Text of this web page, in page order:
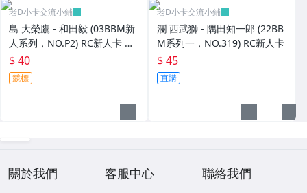
老D小卡交流小鋪
島 大榮鷹 - 和田毅 (03BBM新
人系列，NO.P2) RC新人卡 宣
傳卡
$ 40
競標
老D小卡交流小鋪
瀾 西武獅 - 隅田知一郎 (22BB
M系列一，NO.319) RC新人卡
$ 45
直購
關於我們 客服中心 聯絡我們